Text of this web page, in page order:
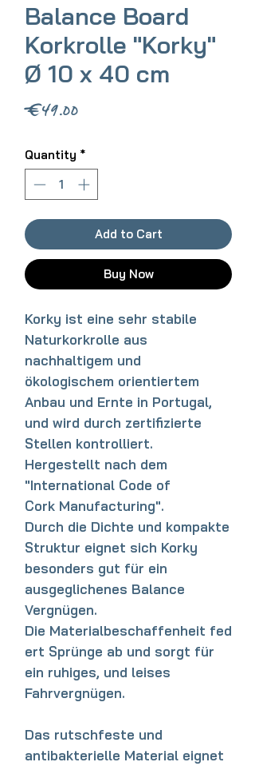
Balance Board
Korkrolle "Korky"
Ø 10 x 40 cm
€49.00
Quantity *
Add to Cart
Buy Now
Korky ist eine sehr stabile
Naturkorkrolle aus
nachhaltigem und
ökologischem orientiertem
Anbau und Ernte in Portugal,
und wird durch zertifizierte
Stellen kontrolliert.
Hergestellt nach dem
"International Code of
Cork Manufacturing".
Durch die Dichte und kompakte
Struktur eignet sich Korky
besonders gut für ein
ausgeglichenes Balance
Vergnügen.
Die Materialbeschaffenheit fed
ert Sprünge ab und sorgt für
ein ruhiges, und leises
Fahrvergnügen.
Das rutschfeste und
antibakterielle Material eignet